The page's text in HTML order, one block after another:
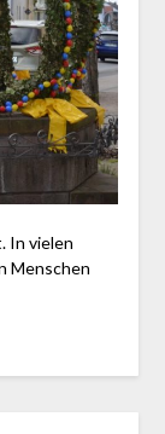
In vielen
Menschen